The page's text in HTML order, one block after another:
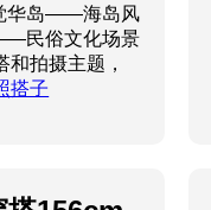
华岛——海岛风
民俗文化场景
拍摄主题，
搭子